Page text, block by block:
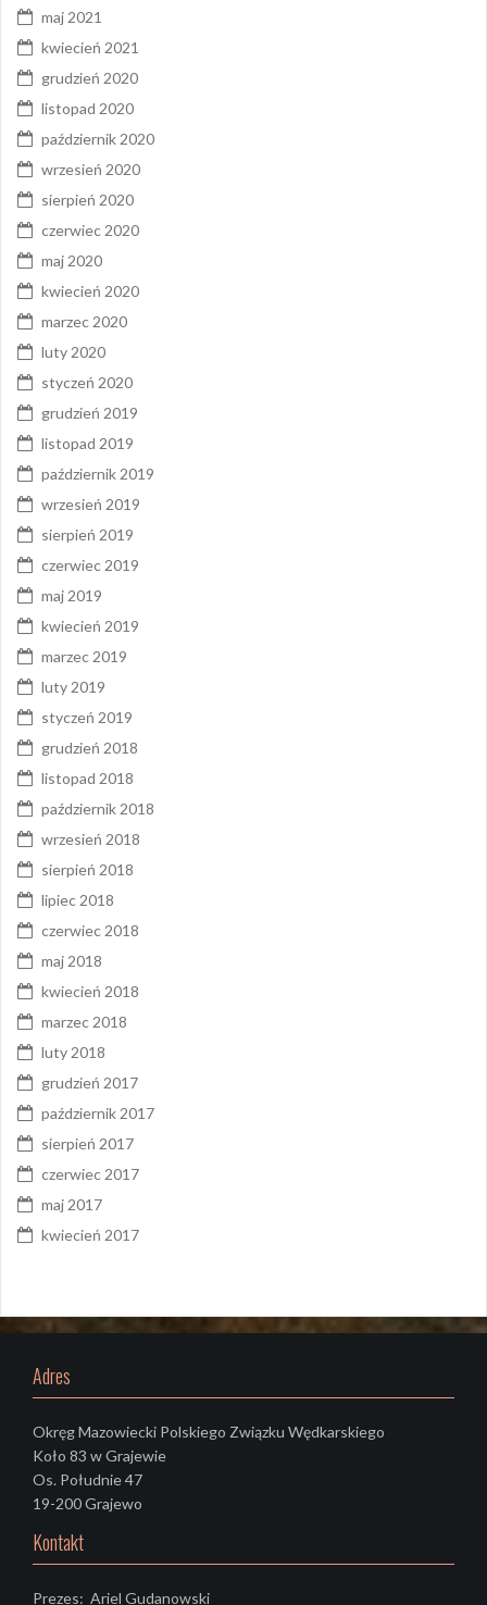
maj 2021
kwiecień 2021
grudzień 2020
listopad 2020
październik 2020
wrzesień 2020
sierpień 2020
czerwiec 2020
maj 2020
kwiecień 2020
marzec 2020
luty 2020
styczeń 2020
grudzień 2019
listopad 2019
październik 2019
wrzesień 2019
sierpień 2019
czerwiec 2019
maj 2019
kwiecień 2019
marzec 2019
luty 2019
styczeń 2019
grudzień 2018
listopad 2018
październik 2018
wrzesień 2018
sierpień 2018
lipiec 2018
czerwiec 2018
maj 2018
kwiecień 2018
marzec 2018
luty 2018
grudzień 2017
październik 2017
sierpień 2017
czerwiec 2017
maj 2017
kwiecień 2017
Adres
Okręg Mazowiecki Polskiego Związku Wędkarskiego
Koło 83 w Grajewie
Os. Południe 47
19-200 Grajewo
Kontakt
Prezes: Ariel Gudanowski